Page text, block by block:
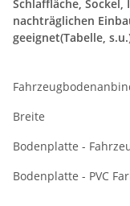
Schlaffläche,
nachträglichen
geeignet(Tabelle,
Breite
Bodenplatte -
Bodenplatte - PVC